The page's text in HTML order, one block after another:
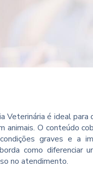
Veterinária é ideal
animais. O conteúdo
graves e a
como diferenciar
no atendimento.